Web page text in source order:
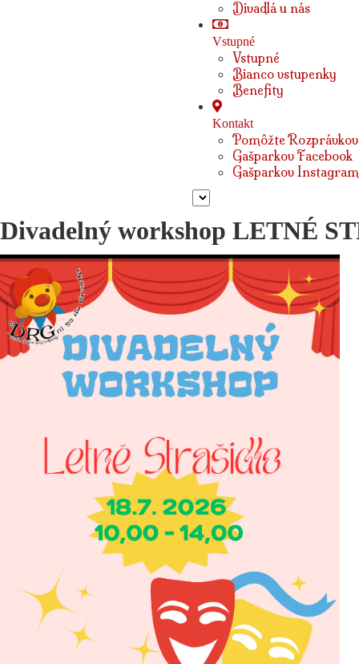
Divadlá u nás
Vstupné
Vstupné
Bianco vstupenky
Benefity
Kontakt
Pomôžte
Gašparkov Facebook
Gašparkov Instagram
Divadelný workshop LETNÉ